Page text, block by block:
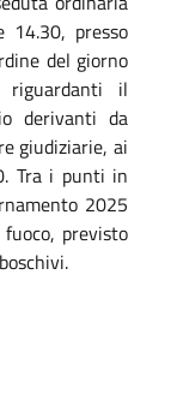
presso
del giorno
riguardanti il
derivanti da
giudiziarie, ai
Tra i punti in
2025
previsto